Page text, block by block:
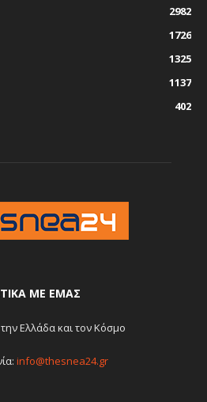
2982
1726
1325
1137
402
ΜΕ ΕΜΆΣ
Ελλάδα και τον Κόσμο
info@thesnea24.gr